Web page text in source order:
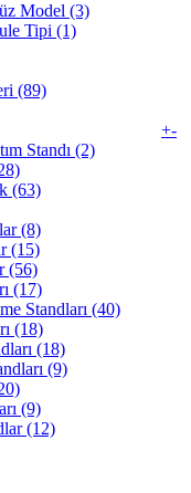
Model (3)
Tipi (1)
(89)
+-
Standı (2)
(63)
(8)
(15)
(56)
(17)
Standları (40)
(18)
(18)
(9)
(9)
(12)